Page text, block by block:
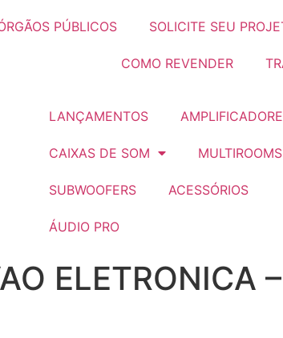
PÚBLICOS SOLICITE SEU
COMO REVENDER
LANÇAMENTOS
CAIXAS DE SOM MULTIROOMS
SUBWOOFERS ACESSÓRIOS
ÁUDIO PRO
ELETRONICA –